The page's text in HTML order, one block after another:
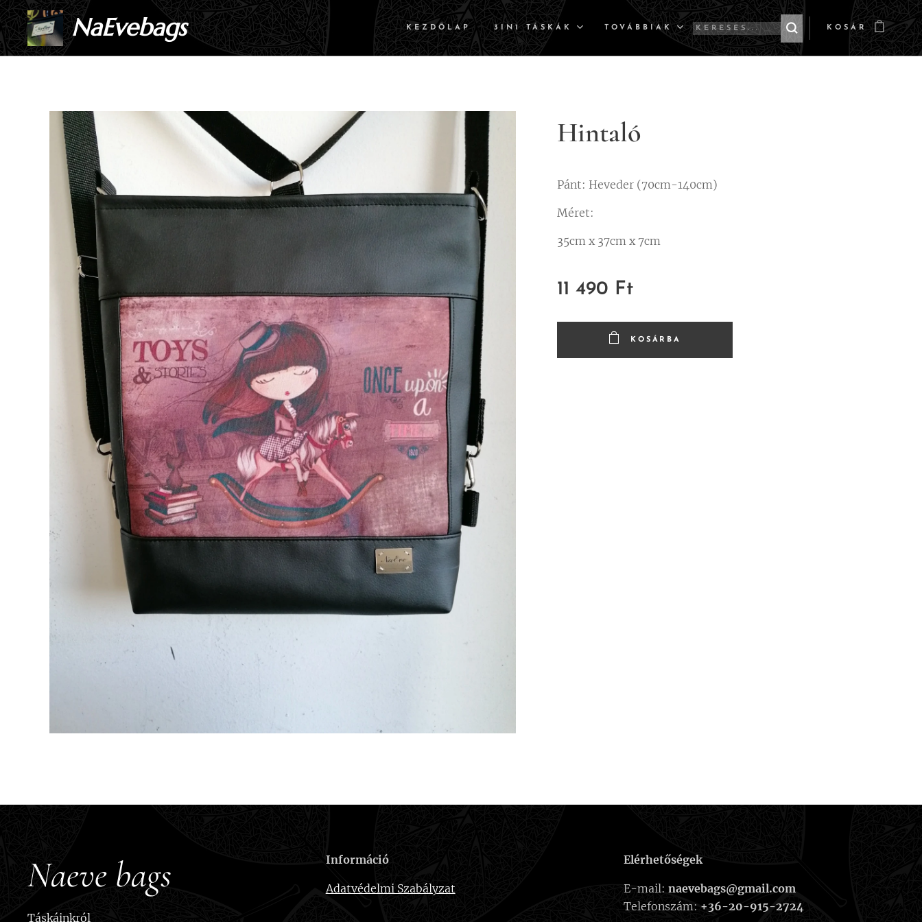
NaEvebags KEZDŐLAP 3IN1 TÁSKÁK TOVÁBBIAK KOSÁR
Hintaló
Pánt: Heveder (70cm-140cm)
Méret:
35cm x 37cm x 7cm
11 490 Ft
KOSÁRBA
Naeve bags
Táskáinkról
Információ
Adatvédelmi Szabályzat
Elérhetőségek
E-mail:naevebags@gmail.com
Telefonszám: +36-20-915-2724